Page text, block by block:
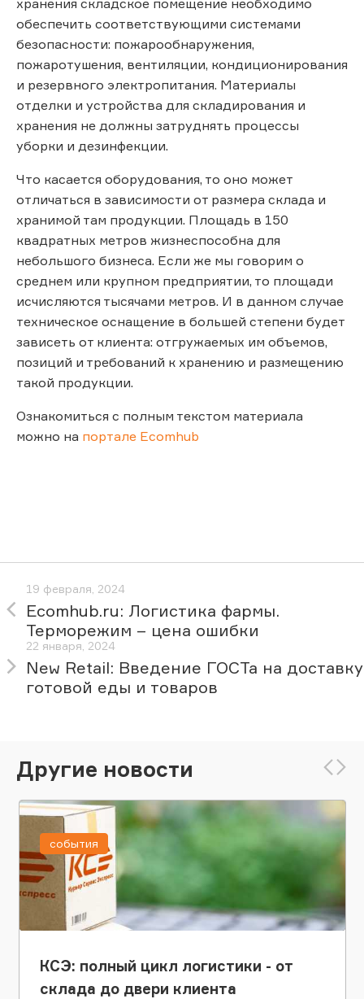
обеспечить соответствующими системами
безопасности: пожарообнаружения,
пожаротушения, вентиляции, кондиционирования
и резервного электропитания. Материалы
отделки и устройства для складирования и
хранения не должны затруднять процессы
уборки и дезинфекции.
Что касается оборудования, то оно может
отличаться в зависимости от размера склада и
хранимой там продукции. Площадь в 150
квадратных метров жизнеспособна для
небольшого бизнеса. Если же мы говорим о
среднем или крупном предприятии, то площади
исчисляются тысячами метров. И в данном случае
техническое оснащение в большей степени будет
зависеть от клиента: отгружаемых им объемов,
позиций и требований к хранению и размещению
такой продукции.
Ознакомиться с полным текстом материала
можно на портале Ecomhub
19 февраля, 2024
Ecomhub.ru: Логистика фармы.
Терморежим – цена ошибки
22 января, 2024
New Retail: Введение ГОСТа на доставку
готовой еды и товаров
Другие новости
КСЭ: полный цикл логистики - от
склада до двери клиента
события